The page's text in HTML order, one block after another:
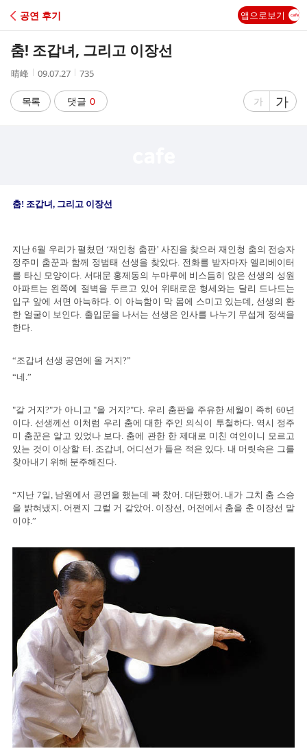
C
A
공연 후기 앱으로보기
춤! 조갑녀, 그리고 이장선
작
자
晴峰
작
시
간
09.07.27
조
수
735
목록 댓글 0
글
가
글
자
가
춤! 조갑녀, 그리고 이장선
지난 6월 우리가 펼쳤던 ‘재인청 춤판’ 사진을 찾으러 재인청 춤의 전승자
정주미 춤꾼과 함께 정범태 선생을 찾았다. 전화를 받자마자 엘리베이터
를 타신 모양이다. 서대문 홍제동의 누마루에 비스듬히 앉은 선생의 성원
아파트는 왼쪽에 절벽을 두르고 있어 위태로운 형세와는 달리 드나드는
입구 앞에 서면 아늑하다. 이 아늑함이 막 몸에 스미고 있는데, 선생의 환
한 얼굴이 보인다. 출입문을 나서는 선생은 인사를 나누기 무섭게 정색을
한다.
“조갑녀 선생 공연에 올 거지?”
“네.”
"갈 거지?"가 아니고 "올 거지?"다. 우리 춤판을 주유한 세월이 족히 60년
이다. 선생께선 이처럼 우리 춤에 대한 주인 의식이 투철하다. 역시 정주
미 춤꾼은 알고 있었나 보다. 춤에 관한 한 제대로 미친 여인이니 모르고
있는 것이 이상할 터. 조갑녀, 어디선가 들은 적은 있다. 내 머릿속은 그를
찾아내기 위해 분주해진다.
“지난 7일, 남원에서 공연을 했는데 꽉 찼어. 대단했어. 내가 그치 춤 스승
을 밝혀냈지. 어쩐지 그럴 거 같았어. 이장선, 어전에서 춤을 춘 이장선 말
이야.”